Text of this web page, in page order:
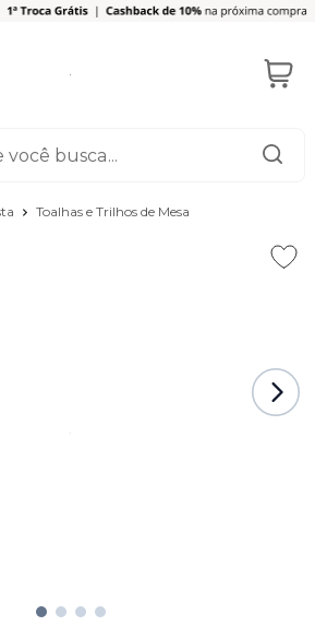
Toalhas e Trilhos de Mesa